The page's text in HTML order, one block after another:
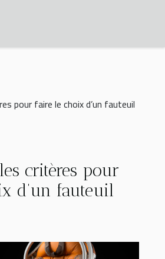
pour faire le choix d’un fauteuil
critères pour
d’un fauteuil